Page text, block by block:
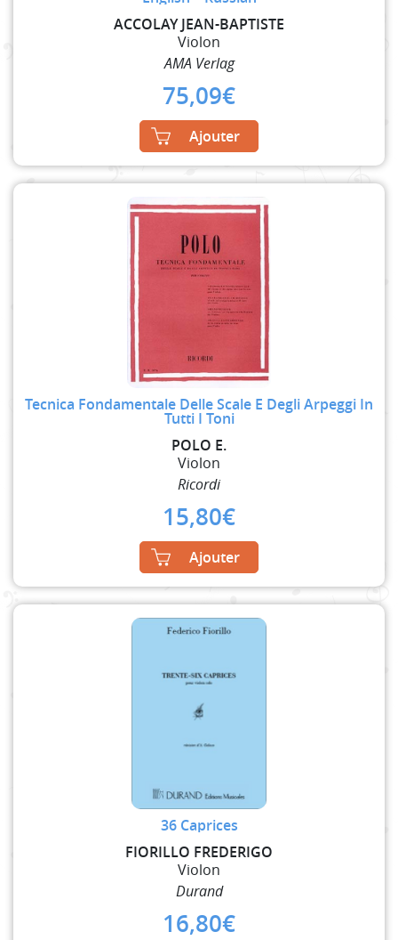
ACCOLAY JEAN-BAPTISTE
Violon
AMA Verlag
75,09€
Ajouter
Tecnica Fondamentale Delle Scale E Degli Arpeggi In
Tutti I Toni
POLO E.
Violon
Ricordi
15,80€
Ajouter
36 Caprices
FIORILLO FREDERIGO
Violon
Durand
16,80€